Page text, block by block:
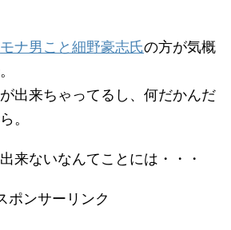
モナ男こと細野豪志氏の方が気概
出来ちゃってるし、何だかんだ
。
来ないなんてことには・・・
ポンサーリンク